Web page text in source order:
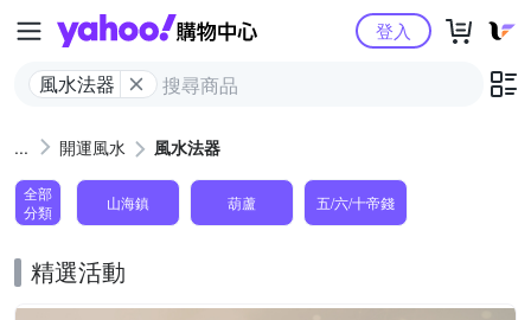
Yahoo購物中心
風水法器
登入
開運風水 風水法器
全部
分類
山海鎮 葫蘆 五/六/十帝錢
精選活動